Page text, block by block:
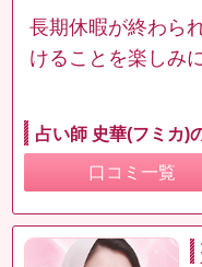
長期休暇が終わら
けることを楽しみ
占い師 史華(フミカ)
口コミ一覧